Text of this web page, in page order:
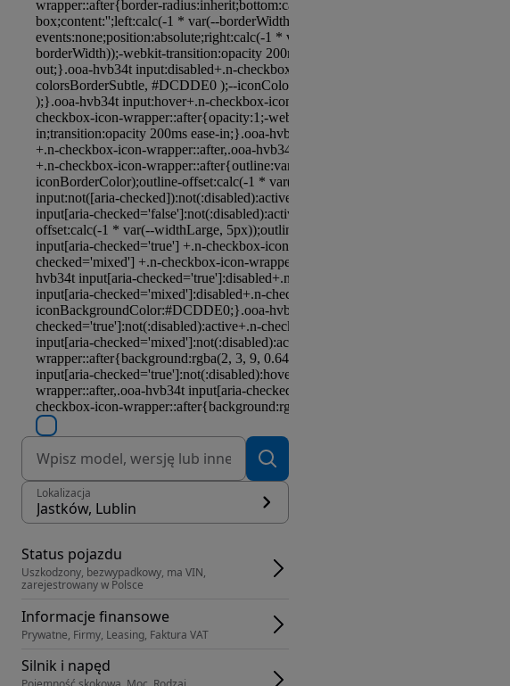
Lokalizacja
Jastków, Lublin
Status pojazdu
Uszkodzony, bezwypadkowy, ma VIN,
zarejestrowany w Polsce
Informacje finansowe
Prywatne, Firmy, Leasing, Faktura VAT
Silnik i napęd